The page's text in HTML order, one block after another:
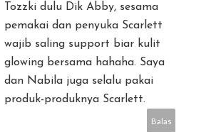
Tozzki dulu Dik Abby, sesama
pemakai dan penyuka Scarlett
wajib saling support biar kulit
glowing bersama hahaha. Saya
dan Nabila juga selalu pakai
produk-produknya Scarlett.
Balas